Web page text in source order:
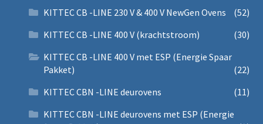
KITTEC CB -LINE 230 V & 400 V NewGen Ovens
(52)
KITTEC CB -LINE 400 V (krachtstroom)
(30)
KITTEC CB -LINE 400 V met ESP (Energie Spaar
Pakket)
(22)
KITTEC CBN -LINE deurovens
(11)
KITTEC CBN -LINE deurovens met ESP (Energie